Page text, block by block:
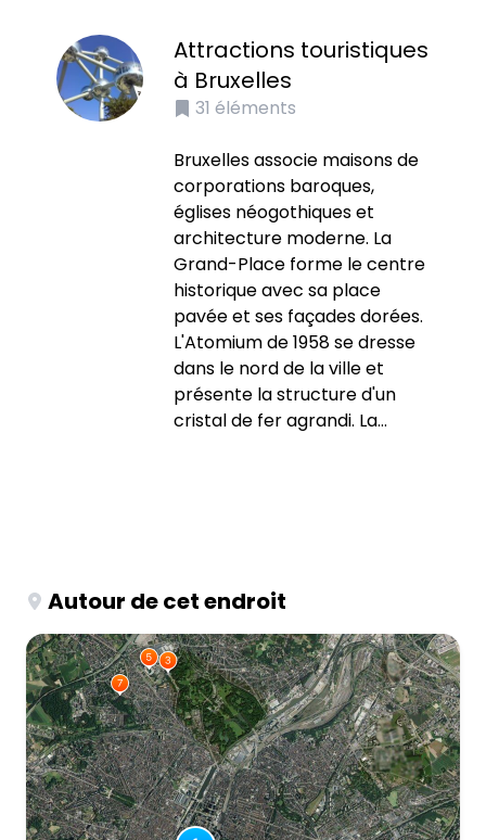
Attractions touristiques
à Bruxelles
31 éléments
Bruxelles associe maisons de
corporations baroques,
églises néogothiques et
architecture moderne. La
Grand-Place forme le centre
historique avec sa place
pavée et ses façades dorées.
L'Atomium de 1958 se dresse
dans le nord de la ville et
présente la structure d'un
cristal de fer agrandi. La...
Autour de cet endroit